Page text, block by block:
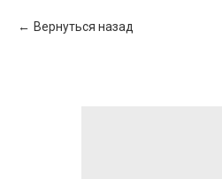
Вернуться назад